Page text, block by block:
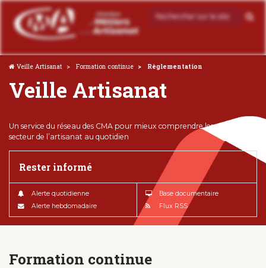
Veille Artisanat Formation continue Règlementation
Veille Artisanat
Un service du réseau des CMA pour mieux comprendre les enjeux du
secteur de l’artisanat au quotidien
Rester informé
Alerte quotidienne
Alerte hebdomadaire
Base documentaire
Flux RSS
Formation continue